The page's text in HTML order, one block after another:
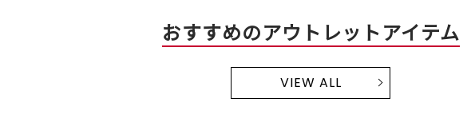
おすすめのアウトレットアイテム
VIEW ALL